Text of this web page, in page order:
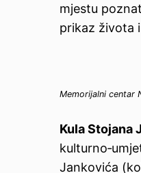
mjestu
prikaz života
Memorijalni centar
Kula Stojana
Jankovića